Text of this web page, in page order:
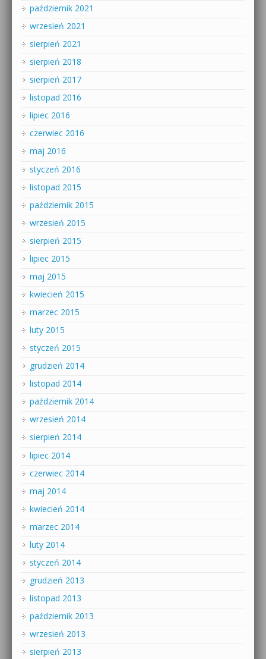
październik 2021
wrzesień 2021
sierpień 2021
sierpień 2018
sierpień 2017
listopad 2016
lipiec 2016
czerwiec 2016
maj 2016
styczeń 2016
listopad 2015
październik 2015
wrzesień 2015
sierpień 2015
lipiec 2015
maj 2015
kwiecień 2015
marzec 2015
luty 2015
styczeń 2015
grudzień 2014
listopad 2014
październik 2014
wrzesień 2014
sierpień 2014
lipiec 2014
czerwiec 2014
maj 2014
kwiecień 2014
marzec 2014
luty 2014
styczeń 2014
grudzień 2013
listopad 2013
październik 2013
wrzesień 2013
sierpień 2013